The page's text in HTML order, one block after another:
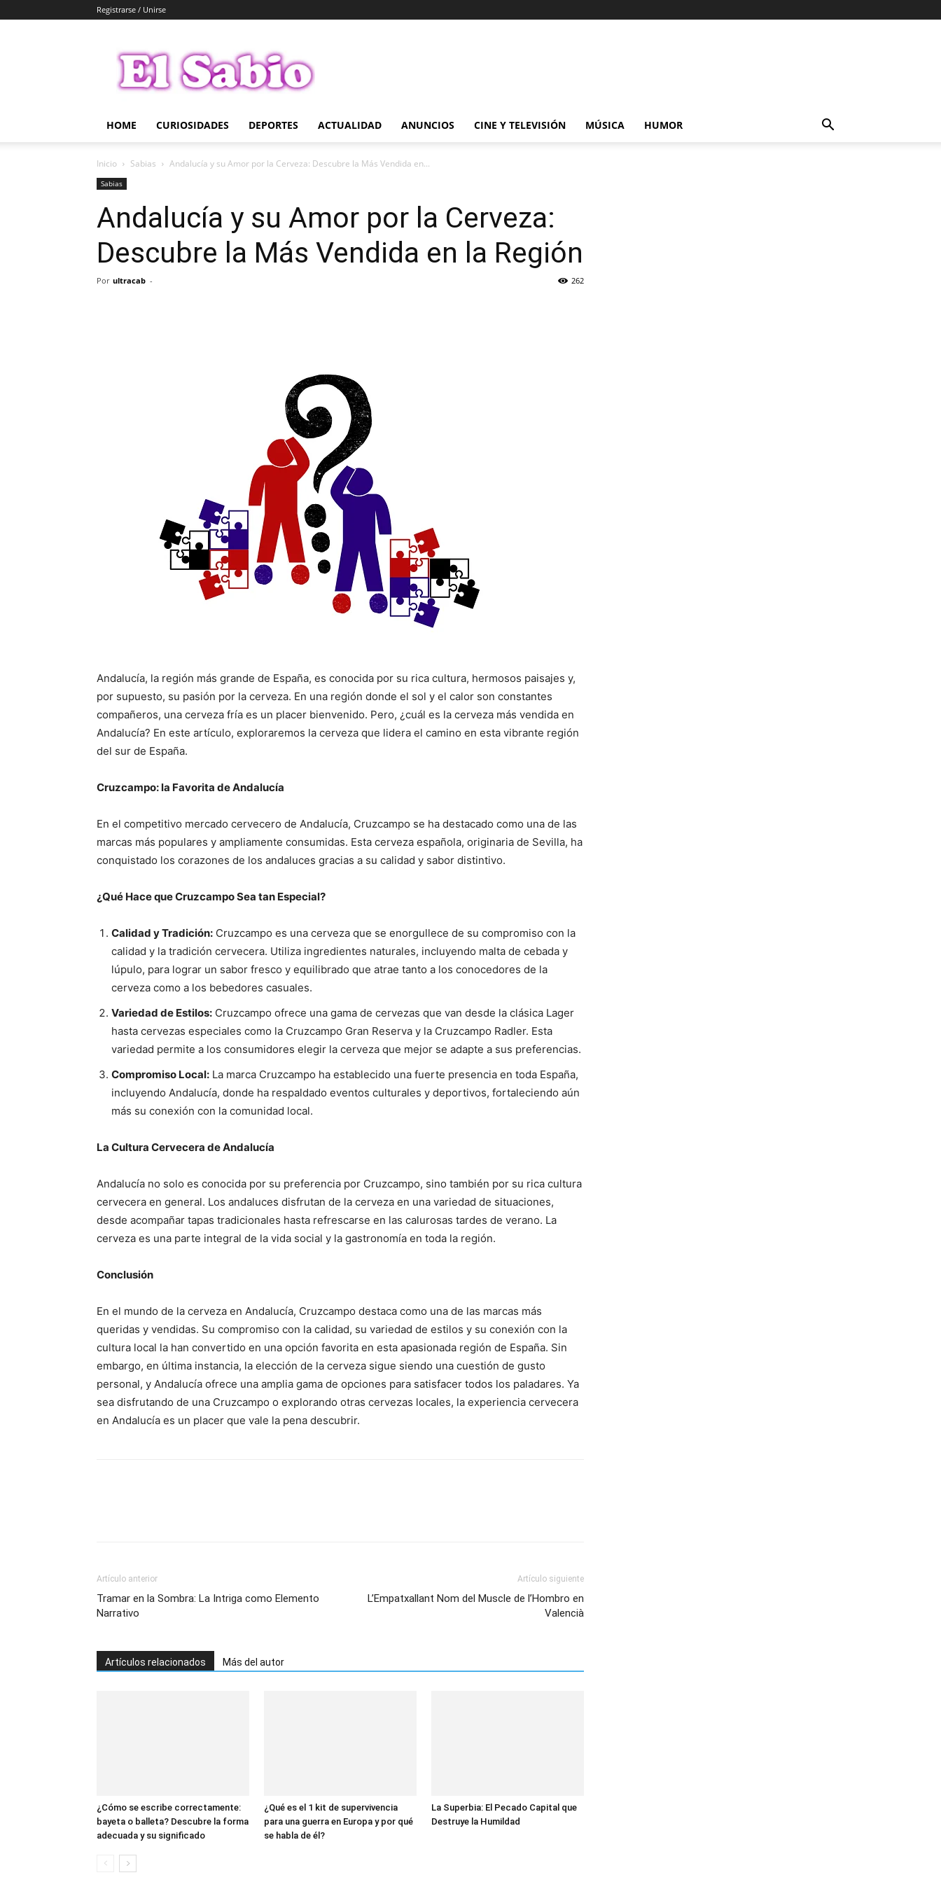
Registrarse / Unirse
Sabio
HOME CURIOSIDADES DEPORTES ACTUALIDAD ANUNCIOS CINE Y TELEVISIÓN MÚSICA HUMOR
Inicio Sabias Andalucía y su Amor por la Cerveza: Descubre la Más Vendida en...
Sabias
Andalucía y su Amor por la Cerveza:
Descubre la Más Vendida en la Región
Por ultracab - 262
Andalucía, la región más grande de España, es conocida por su rica cultura, hermosos paisajes y,
por supuesto, su pasión por la cerveza. En una región donde el sol y el calor son constantes
compañeros, una cerveza fría es un placer bienvenido. Pero, ¿cuál es la cerveza más vendida en
Andalucía? En este artículo, exploraremos la cerveza que lidera el camino en esta vibrante región
del sur de España.
Cruzcampo: la Favorita de Andalucía
En el competitivo mercado cervecero de Andalucía, Cruzcampo se ha destacado como una de las
marcas más populares y ampliamente consumidas. Esta cerveza española, originaria de Sevilla, ha
conquistado los corazones de los andaluces gracias a su calidad y sabor distintivo.
¿Qué Hace que Cruzcampo Sea tan Especial?
Calidad y Tradición: Cruzcampo es una cerveza que se enorgullece de su compromiso con la
calidad y la tradición cervecera. Utiliza ingredientes naturales, incluyendo malta de cebada y
lúpulo, para lograr un sabor fresco y equilibrado que atrae tanto a los conocedores de la
cerveza como a los bebedores casuales.
Variedad de Estilos: Cruzcampo ofrece una gama de cervezas que van desde la clásica Lager
hasta cervezas especiales como la Cruzcampo Gran Reserva y la Cruzcampo Radler. Esta
variedad permite a los consumidores elegir la cerveza que mejor se adapte a sus preferencias.
Compromiso Local: La marca Cruzcampo ha establecido una fuerte presencia en toda España,
incluyendo Andalucía, donde ha respaldado eventos culturales y deportivos, fortaleciendo aún
más su conexión con la comunidad local.
La Cultura Cervecera de Andalucía
Andalucía no solo es conocida por su preferencia por Cruzcampo, sino también por su rica cultura
cervecera en general. Los andaluces disfrutan de la cerveza en una variedad de situaciones,
desde acompañar tapas tradicionales hasta refrescarse en las calurosas tardes de verano. La
cerveza es una parte integral de la vida social y la gastronomía en toda la región.
Conclusión
En el mundo de la cerveza en Andalucía, Cruzcampo destaca como una de las marcas más
queridas y vendidas. Su compromiso con la calidad, su variedad de estilos y su conexión con la
cultura local la han convertido en una opción favorita en esta apasionada región de España. Sin
embargo, en última instancia, la elección de la cerveza sigue siendo una cuestión de gusto
personal, y Andalucía ofrece una amplia gama de opciones para satisfacer todos los paladares. Ya
sea disfrutando de una Cruzcampo o explorando otras cervezas locales, la experiencia cervecera
en Andalucía es un placer que vale la pena descubrir.
Artículo anterior
Tramar en la Sombra: La Intriga como Elemento
Narrativo
Artículo siguiente
L’Empatxallant Nom del Muscle de l’Hombro en
Valencià
Artículos relacionados Más del autor
¿Cómo se escribe correctamente:
bayeta o balleta? Descubre la forma
adecuada y su significado
¿Qué es el 1 kit de supervivencia
para una guerra en Europa y por qué
se habla de él?
La Superbia: El Pecado Capital que
Destruye la Humildad